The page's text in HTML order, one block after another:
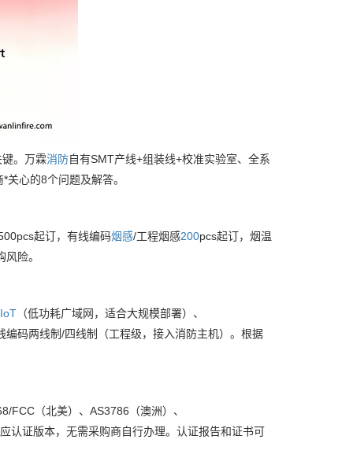
。万霖消防自有SMT产线+组装线+校准实验室、全系
心的8个问题及解答。
起订，有线编码烟感/工程烟感200pcs起订，烟温
险。
（低功耗广域网，适合大规模部署）、
编码两线制/四线制（工程级，接入消防主机）。根据
FCC（北美）、AS3786（澳洲）、
认证版本，无需采购商自行办理。认证报告和证书可